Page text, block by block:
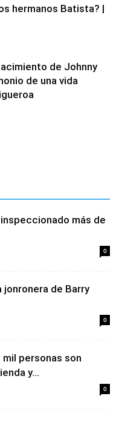
hermanos Batista? |
de Johnny
de una vida
más de
0
jonronera de Barry
0
mil personas son
y...
0